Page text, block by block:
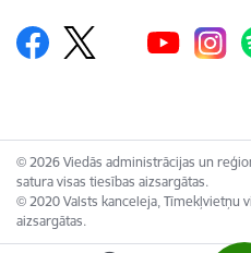
© 2026 Viedās administrācijas un
satura visas tiesības aizsargātas.
© 2020 Valsts kanceleja, Tīmekļvietņu
aizsargātas.